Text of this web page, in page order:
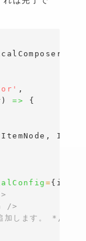
,
) =>
{
={
/>
します。 */